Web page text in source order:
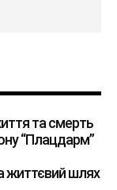
та смерть
“Плацдарм”
життєвий шлях